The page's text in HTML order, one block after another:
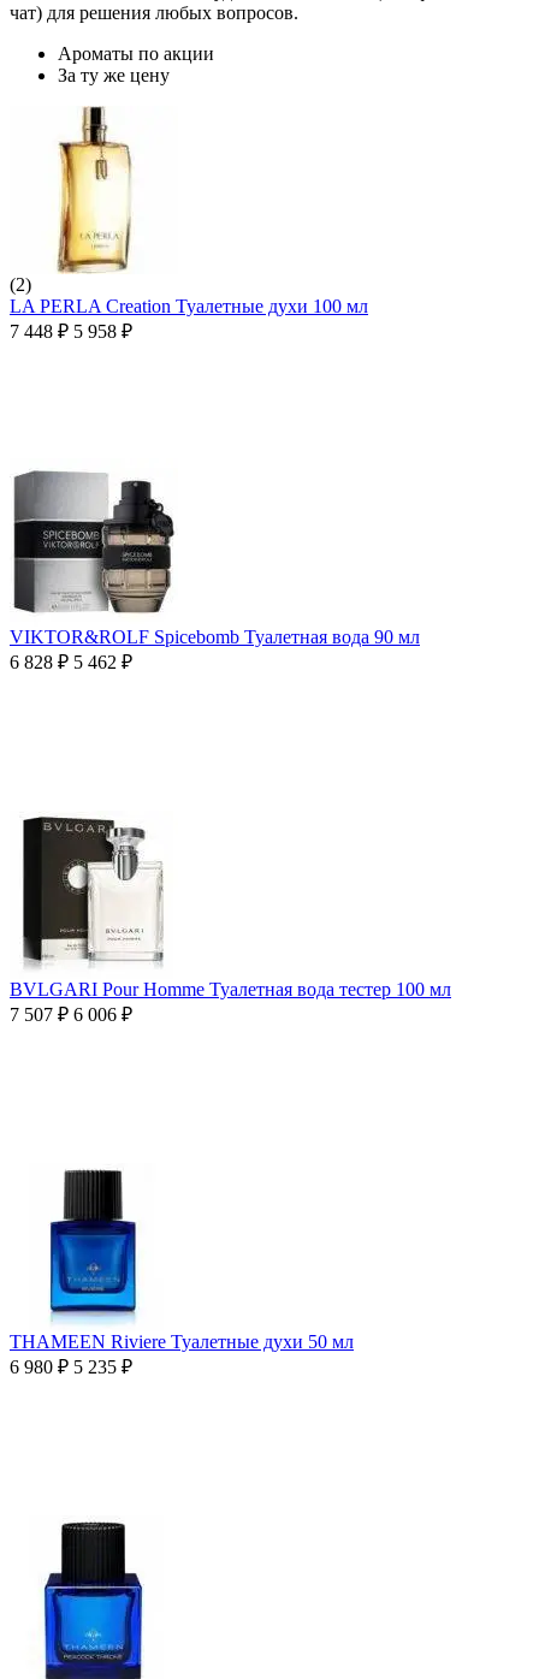
чат) для решения любых вопросов.
Ароматы по акции
За ту же цену
(2)
LA PERLA Creation Туалетные духи 100 мл
7 448 ₽ 5 958 ₽
VIKTOR&ROLF Spicebomb Туалетная вода 90 мл
6 828 ₽ 5 462 ₽
BVLGARI Pour Homme Туалетная вода тестер 100 мл
7 507 ₽ 6 006 ₽
THAMEEN Riviere Туалетные духи 50 мл
6 980 ₽ 5 235 ₽